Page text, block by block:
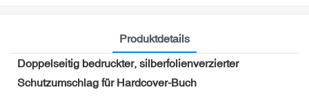
Produktdetails
Doppelseitig bedruckter, silberfolienverzierter
Schutzumschlag für Hardcover-Buch